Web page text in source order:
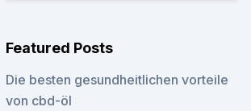
Featured Posts
Die besten gesundheitlichen vorteile
von cbd-öl